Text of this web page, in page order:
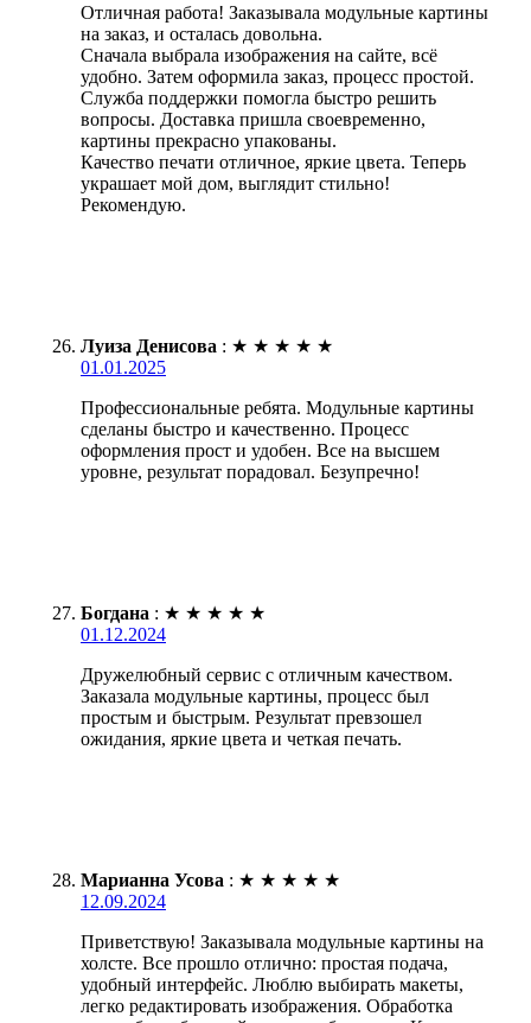
Отличная работа! Заказывала модульные картины
на заказ, и осталась довольна.
Сначала выбрала изображения на сайте, всё
удобно. Затем оформила заказ, процесс простой.
Служба поддержки помогла быстро решить
вопросы. Доставка пришла своевременно,
картины прекрасно упакованы.
Качество печати отличное, яркие цвета. Теперь
украшает мой дом, выглядит стильно!
Рекомендую.
Луиза Денисова : ★ ★ ★ ★ ★
01.01.2025
Профессиональные ребята. Модульные картины
сделаны быстро и качественно. Процесс
оформления прост и удобен. Все на высшем
уровне, результат порадовал. Безупречно!
Богдана : ★ ★ ★ ★ ★
01.12.2024
Дружелюбный сервис с отличным качеством.
Заказала модульные картины, процесс был
простым и быстрым. Результат превзошел
ожидания, яркие цвета и четкая печать.
Марианна Усова : ★ ★ ★ ★ ★
12.09.2024
Приветствую! Заказывала модульные картины на
холсте. Все прошло отлично: простая подача,
удобный интерфейс. Люблю выбирать макеты,
легко редактировать изображения. Обработка